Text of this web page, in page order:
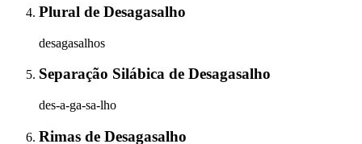
Plural de Desagasalho
desagasalhos
Separação Silábica de Desagasalho
des-a-ga-sa-lho
Rimas de Desagasalho